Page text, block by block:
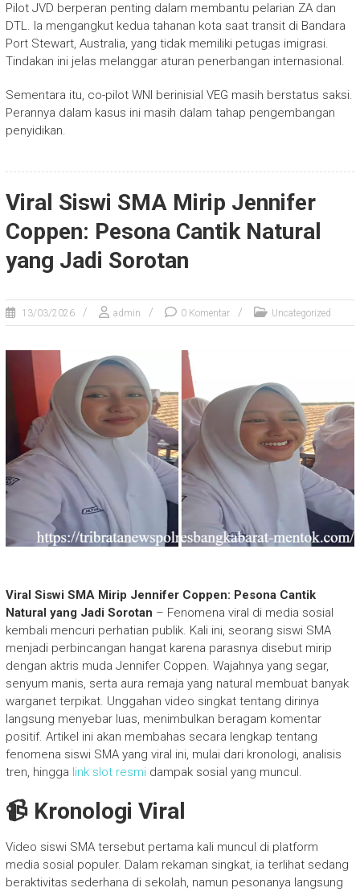
Pilot JVD berperan penting dalam membantu pelarian ZA dan
DTL. Ia mengangkut kedua tahanan kota saat transit di Bandara
Port Stewart, Australia, yang tidak memiliki petugas imigrasi.
Tindakan ini jelas melanggar aturan penerbangan internasional.
Sementara itu, co-pilot WNI berinisial VEG masih berstatus saksi.
Perannya dalam kasus ini masih dalam tahap pengembangan
penyidikan.
Viral Siswi SMA Mirip Jennifer
Coppen: Pesona Cantik Natural
yang Jadi Sorotan
13/03/2026 admin 0 Komentar Uncategorized
Viral Siswi SMA Mirip Jennifer Coppen: Pesona Cantik
Natural yang Jadi Sorotan – Fenomena viral di media sosial
kembali mencuri perhatian publik. Kali ini, seorang siswi SMA
menjadi perbincangan hangat karena parasnya disebut mirip
dengan aktris muda Jennifer Coppen. Wajahnya yang segar,
senyum manis, serta aura remaja yang natural membuat banyak
warganet terpikat. Unggahan video singkat tentang dirinya
langsung menyebar luas, menimbulkan beragam komentar
positif. Artikel ini akan membahas secara lengkap tentang
fenomena siswi SMA yang viral ini, mulai dari kronologi, analisis
tren, hingga link slot resmidampak sosial yang muncul.
📹 Kronologi Viral
Video siswi SMA tersebut pertama kali muncul di platform
media sosial populer. Dalam rekaman singkat, ia terlihat sedang
beraktivitas sederhana di sekolah, namun pesonanya langsung